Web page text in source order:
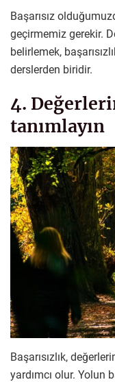
Başarısız
geçirmemiz gerekir.
belirlemek,
derslerden biridir.
4.
tanımlayın
Başarısızlık,
yardımcı olur. Yolun